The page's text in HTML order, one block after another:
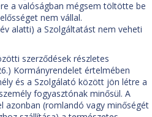
a valóságban mégsem töltötte be
nem vállal.
alatti) a Szolgáltatást nem veheti
szerződések részletes
Kormányrendelet értelmében
és a Szolgálató között jön létre a
fogyasztónak minősül. A
azonban (romlandó vagy minőségét